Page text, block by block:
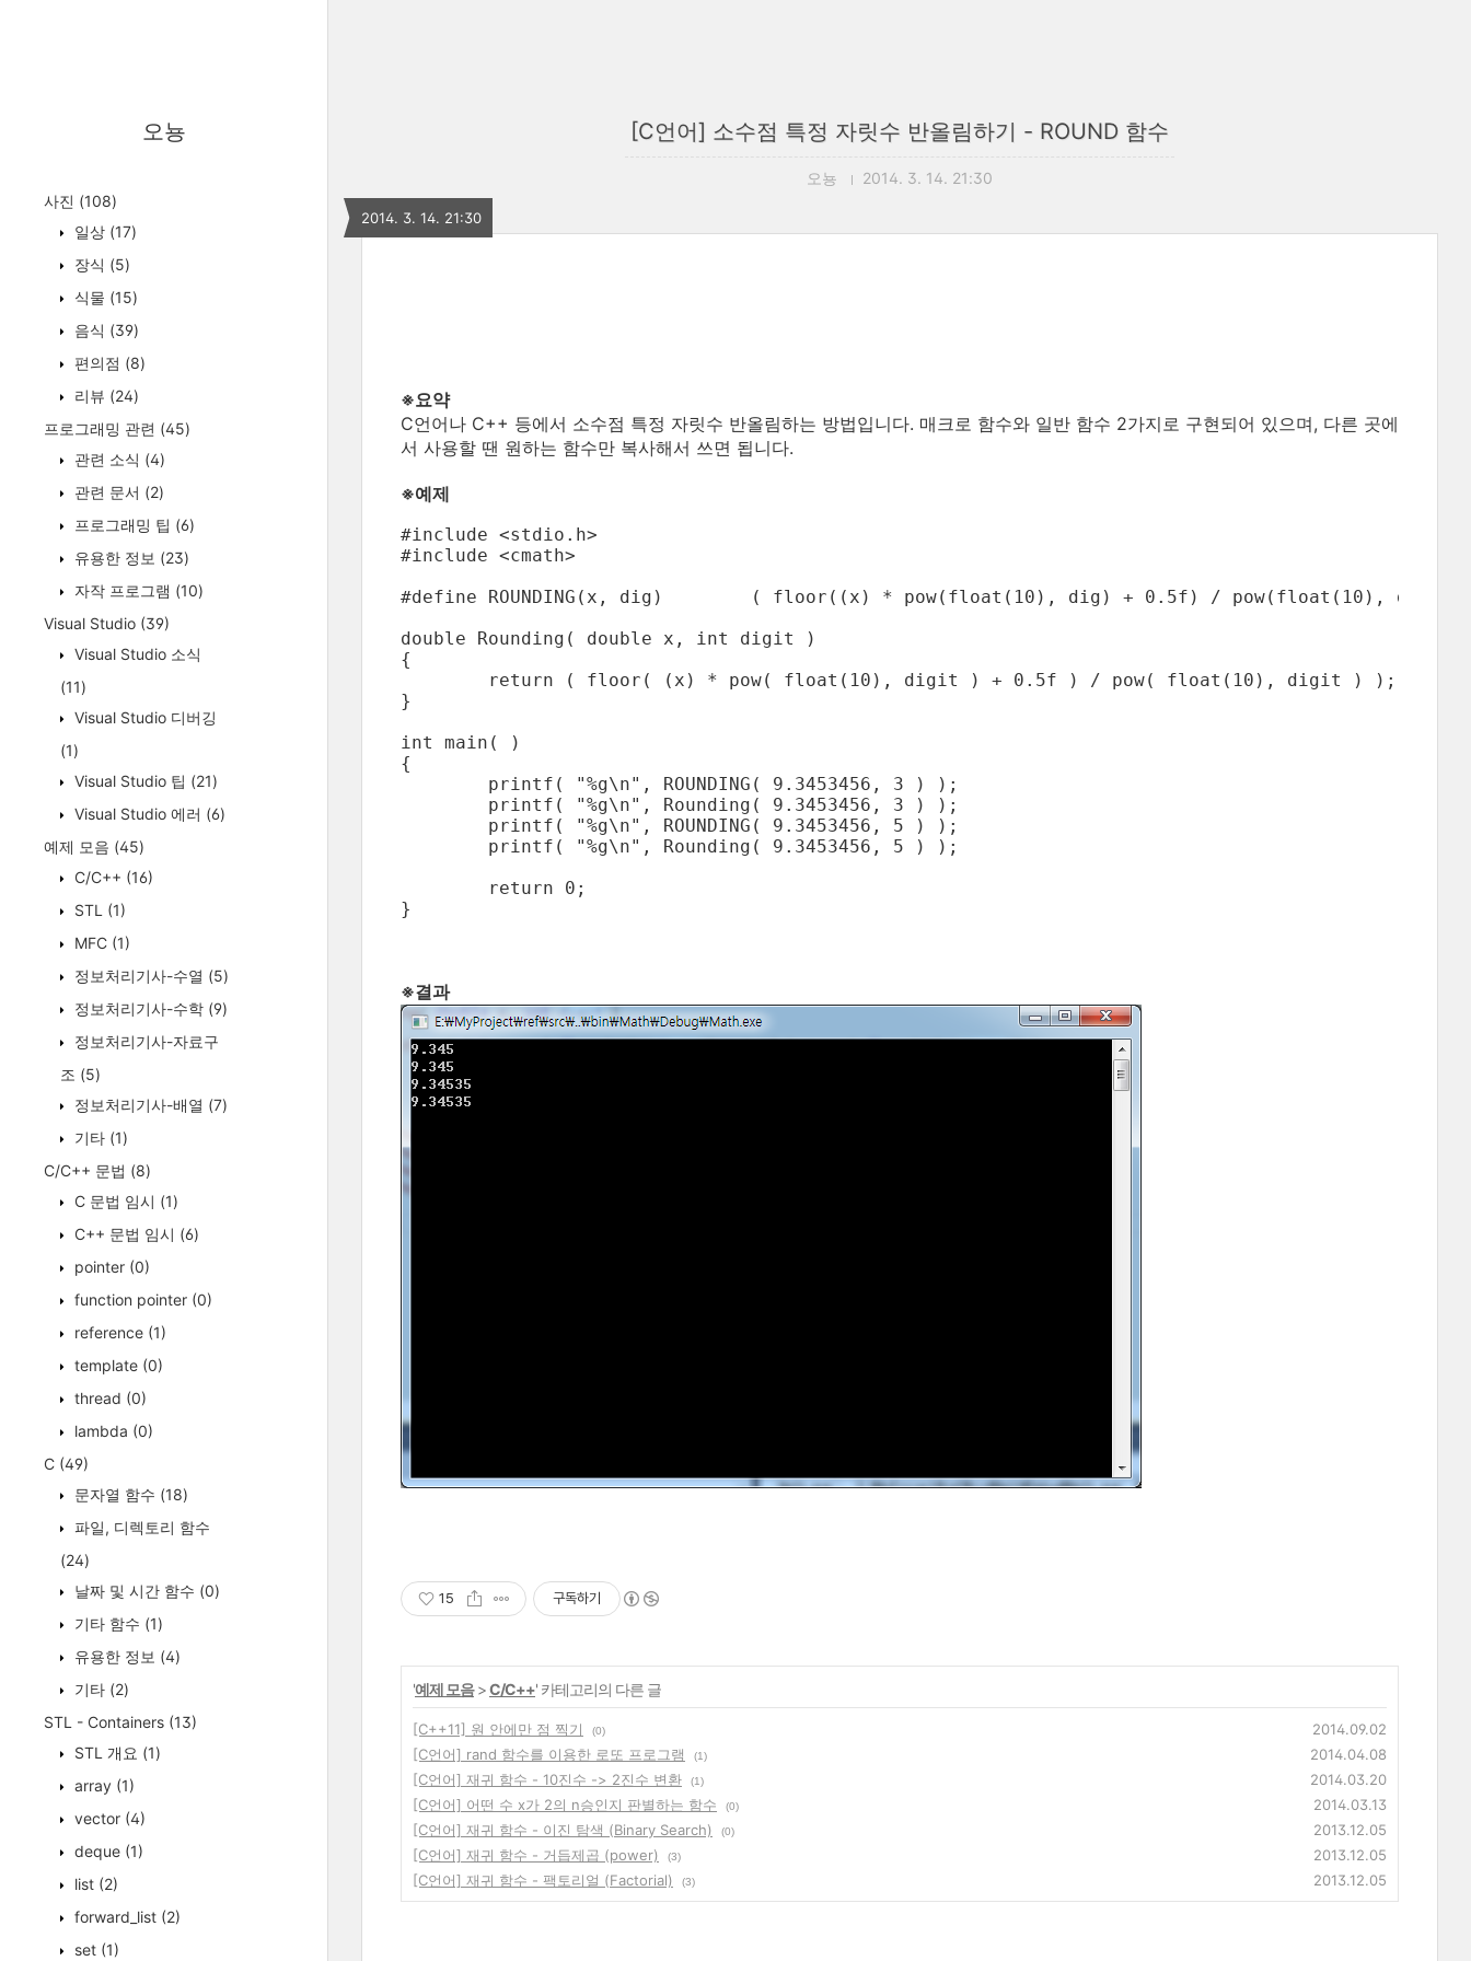
오뇽
사진 (108)
일상 (17)
장식 (5)
식물 (15)
음식 (39)
편의점 (8)
리뷰 (24)
프로그래밍 관련 (45)
관련 소식 (4)
관련 문서 (2)
프로그래밍 팁 (6)
유용한 정보 (23)
자작 프로그램 (10)
Visual Studio (39)
Visual Studio 소식
(11)
Visual Studio 디버깅
(1)
Visual Studio 팁 (21)
Visual Studio 에러 (6)
예제 모음 (45)
C/C++ (16)
STL (1)
MFC (1)
정보처리기사-수열 (5)
정보처리기사-수학 (9)
정보처리기사-자료구
조 (5)
정보처리기사-배열 (7)
기타 (1)
C/C++ 문법 (8)
C 문법 임시 (1)
C++ 문법 임시 (6)
pointer (0)
function pointer (0)
reference (1)
template (0)
thread (0)
lambda (0)
C (49)
문자열 함수 (18)
파일, 디렉토리 함수
(24)
날짜 및 시간 함수 (0)
기타 함수 (1)
유용한 정보 (4)
기타 (2)
STL - Containers (13)
STL 개요 (1)
array (1)
vector (4)
deque (1)
list (2)
forward_list (2)
set (1)
[C언어] 소수점 특정 자릿수 반올림하기 - ROUND 함수
오뇽 2014. 3. 14. 21:30
2014. 3. 14. 21:30
※요약
C언어나 C++ 등에서 소수점 특정 자릿수 반올림하는 방법입니다. 매크로 함수와 일반 함수 2가지로 구현되어 있으며, 다른 곳에
서 사용할 땐 원하는 함수만 복사해서 쓰면 됩니다.
※예제
#include <stdio.h>
#include <cmath>
#define ROUNDING(x, dig)	( floor((x) * pow(float(10), dig) + 0.5f) / pow(float(10), dig) )
double Rounding( double x, int digit )
{
}
int main( )
{
※결과
15 구독하기
'예제 모음>C/C++' 카테고리의 다른 글
[C++11] 원 안에만 점 찍기 (0)
2014.09.02
[C언어] rand 함수를 이용한 로또 프로그램
(1)
2014.04.08
[C언어] 재귀 함수 - 10진수 -> 2진수 변환
(1)
2014.03.20
[C언어] 어떤 수 x가 2의 n승인지 판별하는 함수
(0)
2014.03.13
[C언어] 재귀 함수 - 이진 탐색 (Binary Search)
(0)
2013.12.05
[C언어] 재귀 함수 - 거듭제곱 (power)
(3)
2013.12.05
[C언어] 재귀 함수 - 팩토리얼 (Factorial)
(3) 2013.12.05